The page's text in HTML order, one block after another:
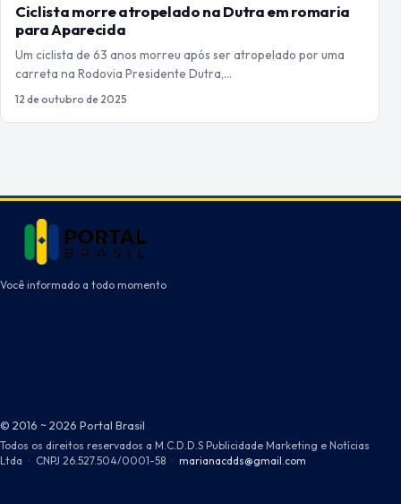
Ciclista morre atropelado na Dutra em romaria
para Aparecida
Um ciclista de 63 anos morreu após ser atropelado por uma
carreta na Rodovia Presidente Dutra,…
12 de outubro de 2025
Você informado a todo momento
© 2016 ~ 2026 Portal Brasil
Todos os direitos reservados a M.C.D.D.S Publicidade Marketing e Notícias
Ltda · CNPJ 26.527.504/0001-58 · marianacdds@gmail.com